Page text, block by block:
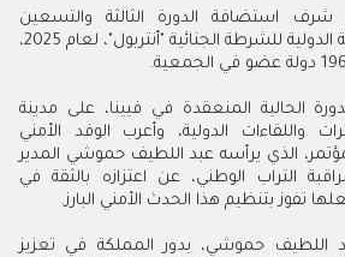
شرف استضافة الدورة الثالثة والتسعين
للجمعية العامة للمنظمة الدولية للشرطة الجنائية "أنتربول"، لعام 2025،
الحالية المنعقدة في فيينا، على مدينة
واللقاءات الدولية، وأعرب الوفد الأمني
الذي يرأسه عبد اللطيف حموشي المدير
التراب الوطني، عن اعتزازه بالثقة في
تفوز بتنظيم هذا الحدث الأمني البارز.
اللطيف حموشي، بدور المملكة في تعزيز